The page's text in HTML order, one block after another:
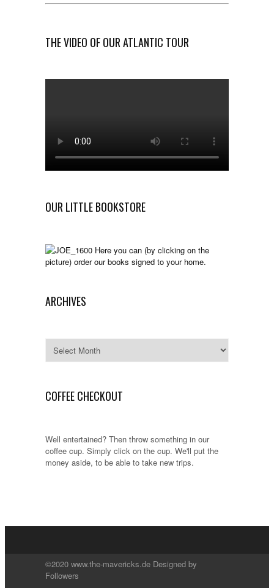
THE VIDEO OF OUR ATLANTIC TOUR
OUR LITTLE BOOKSTORE
Here you can (by clicking on the
picture) order our books signed to your home.
ARCHIVES
COFFEE CHECKOUT
Well entertained? Then throw something in our
coffee cup. Simply click on the cup. We'll put the
money aside, to be able to take new trips.
©2020 www.the-mavericks.de Designed by
Followers